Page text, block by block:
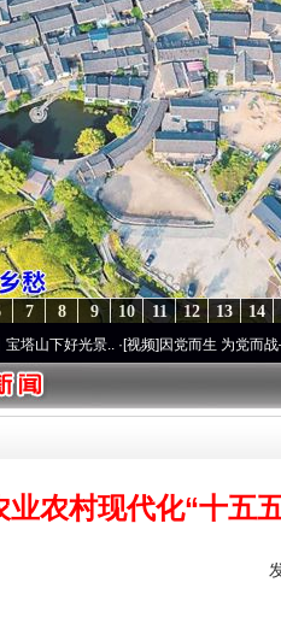
14
13
12
11
10
9
8
7
光景..·[视频]因党而生 为党而战——百年“
业农村现代化“十五